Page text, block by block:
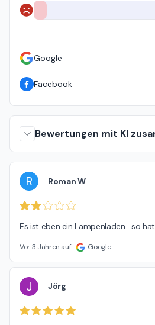
Negativ
Google
Facebook
Bewertungen mit KI
R Roman W
Es ist eben ein Lampenladen....so
Vor 3 Jahren auf Google
J Jörg